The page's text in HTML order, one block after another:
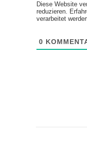
Diese Website
reduzieren.
verarbeitet
0